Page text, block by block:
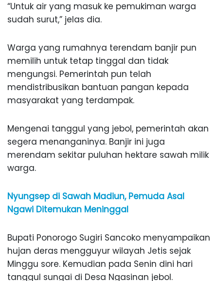
“Untuk air yang masuk ke pemukiman warga
sudah surut,” jelas dia.
Warga yang rumahnya terendam banjir pun
memilih untuk tetap tinggal dan tidak
mengungsi. Pemerintah pun telah
mendistribusikan bantuan pangan kepada
masyarakat yang terdampak.
Mengenai tanggul yang jebol, pemerintah akan
segera menanganinya. Banjir ini juga
merendam sekitar puluhan hektare sawah milik
warga.
Nyungsep di Sawah Madiun, Pemuda Asal
Ngawi Ditemukan Meninggal
Bupati Ponorogo Sugiri Sancoko menyampaikan
hujan deras mengguyur wilayah Jetis sejak
Minggu sore. Kemudian pada Senin dini hari
tanggul sungai di Desa Ngasinan jebol.